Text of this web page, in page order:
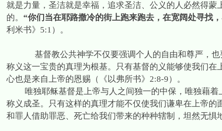
就是力量，圣洁就是幸福，追求圣洁、公义的人必然得
的。 “你们当在耶路撒冷的街上跑来跑去，在宽阔处寻找
利米书》 5:1）。
基督教公共神学不仅要强调个人的自由和尊严，
称义这一宝贵的真理为根基。只有基督的义能够使我们
心也是来自上帝的恩赐（《以弗所书》 2:8-9）。
唯独耶稣基督是上帝与人之间独一的中保，唯独藉
称义成圣。只有这样的真理才能不仅使我们谦卑在上帝
和罪人借助罪恶、死亡给我们带来的种种辖制，坦然无惧